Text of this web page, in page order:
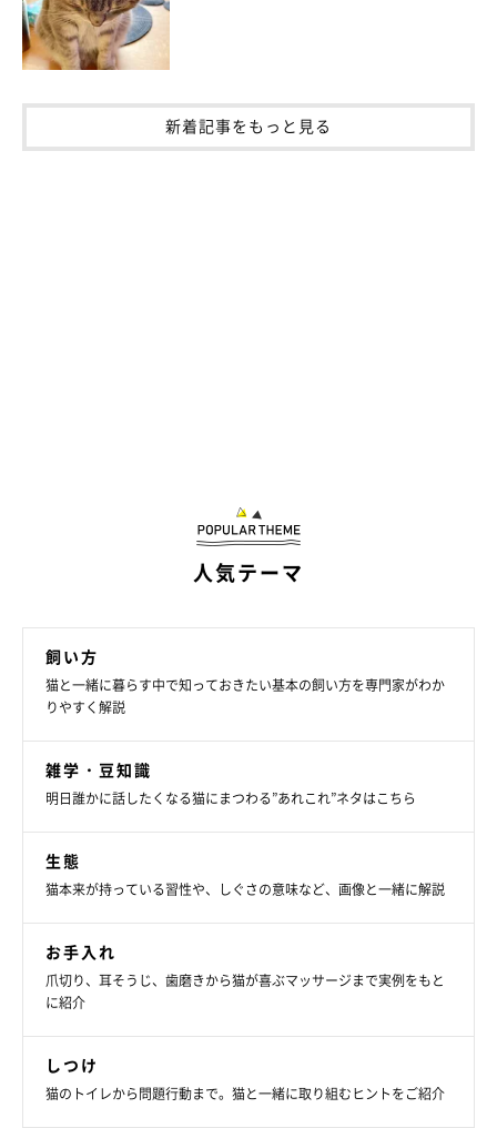
新着記事をもっと見る
人気テーマ
飼い方
猫と一緒に暮らす中で知っておきたい基本の飼い方を専門家がわか
りやすく解説
雑学・豆知識
明日誰かに話したくなる猫にまつわる”あれこれ”ネタはこちら
生態
猫本来が持っている習性や、しぐさの意味など、画像と一緒に解説
お手入れ
爪切り、耳そうじ、歯磨きから猫が喜ぶマッサージまで実例をもと
に紹介
しつけ
猫のトイレから問題行動まで。猫と一緒に取り組むヒントをご紹介